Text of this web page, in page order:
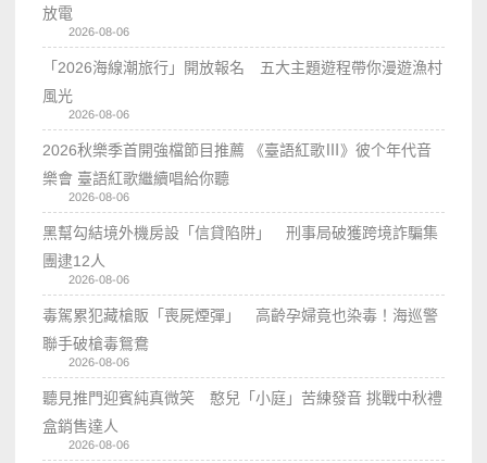
放電
2026-08-06
「2026海線潮旅行」開放報名 五大主題遊程帶你漫遊漁村
風光
2026-08-06
2026秋樂季首開強檔節目推薦 《臺語紅歌Ⅲ》彼个年代音
樂會 臺語紅歌繼續唱給你聽
2026-08-06
黑幫勾結境外機房設「信貸陷阱」 刑事局破獲跨境詐騙集
團逮12人
2026-08-06
毒駕累犯藏槍販「喪屍煙彈」 高齡孕婦竟也染毒！海巡警
聯手破槍毒鴛鴦
2026-08-06
聽見推門迎賓純真微笑 憨兒「小庭」苦練發音 挑戰中秋禮
盒銷售達人
2026-08-06